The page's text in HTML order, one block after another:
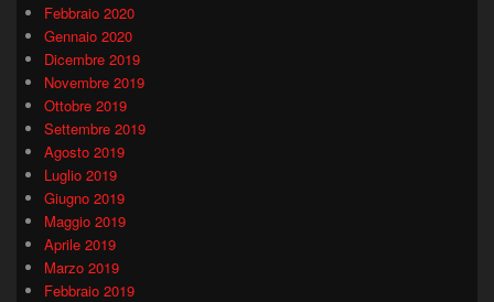
Febbraio 2020
Gennaio 2020
Dicembre 2019
Novembre 2019
Ottobre 2019
Settembre 2019
Agosto 2019
Luglio 2019
Giugno 2019
Maggio 2019
Aprile 2019
Marzo 2019
Febbraio 2019